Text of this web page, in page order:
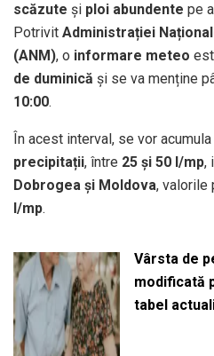
scăzute și ploi abundente pe
Potrivit Administrației
(ANM), o informare meteo
de duminică și se va menține
10:00.
În acest interval, se vor acumula
precipitații, între 25 și 50 l/mp,
Dobrogea și Moldova, valorile
l/mp.
Vârsta de
modificată
tabel